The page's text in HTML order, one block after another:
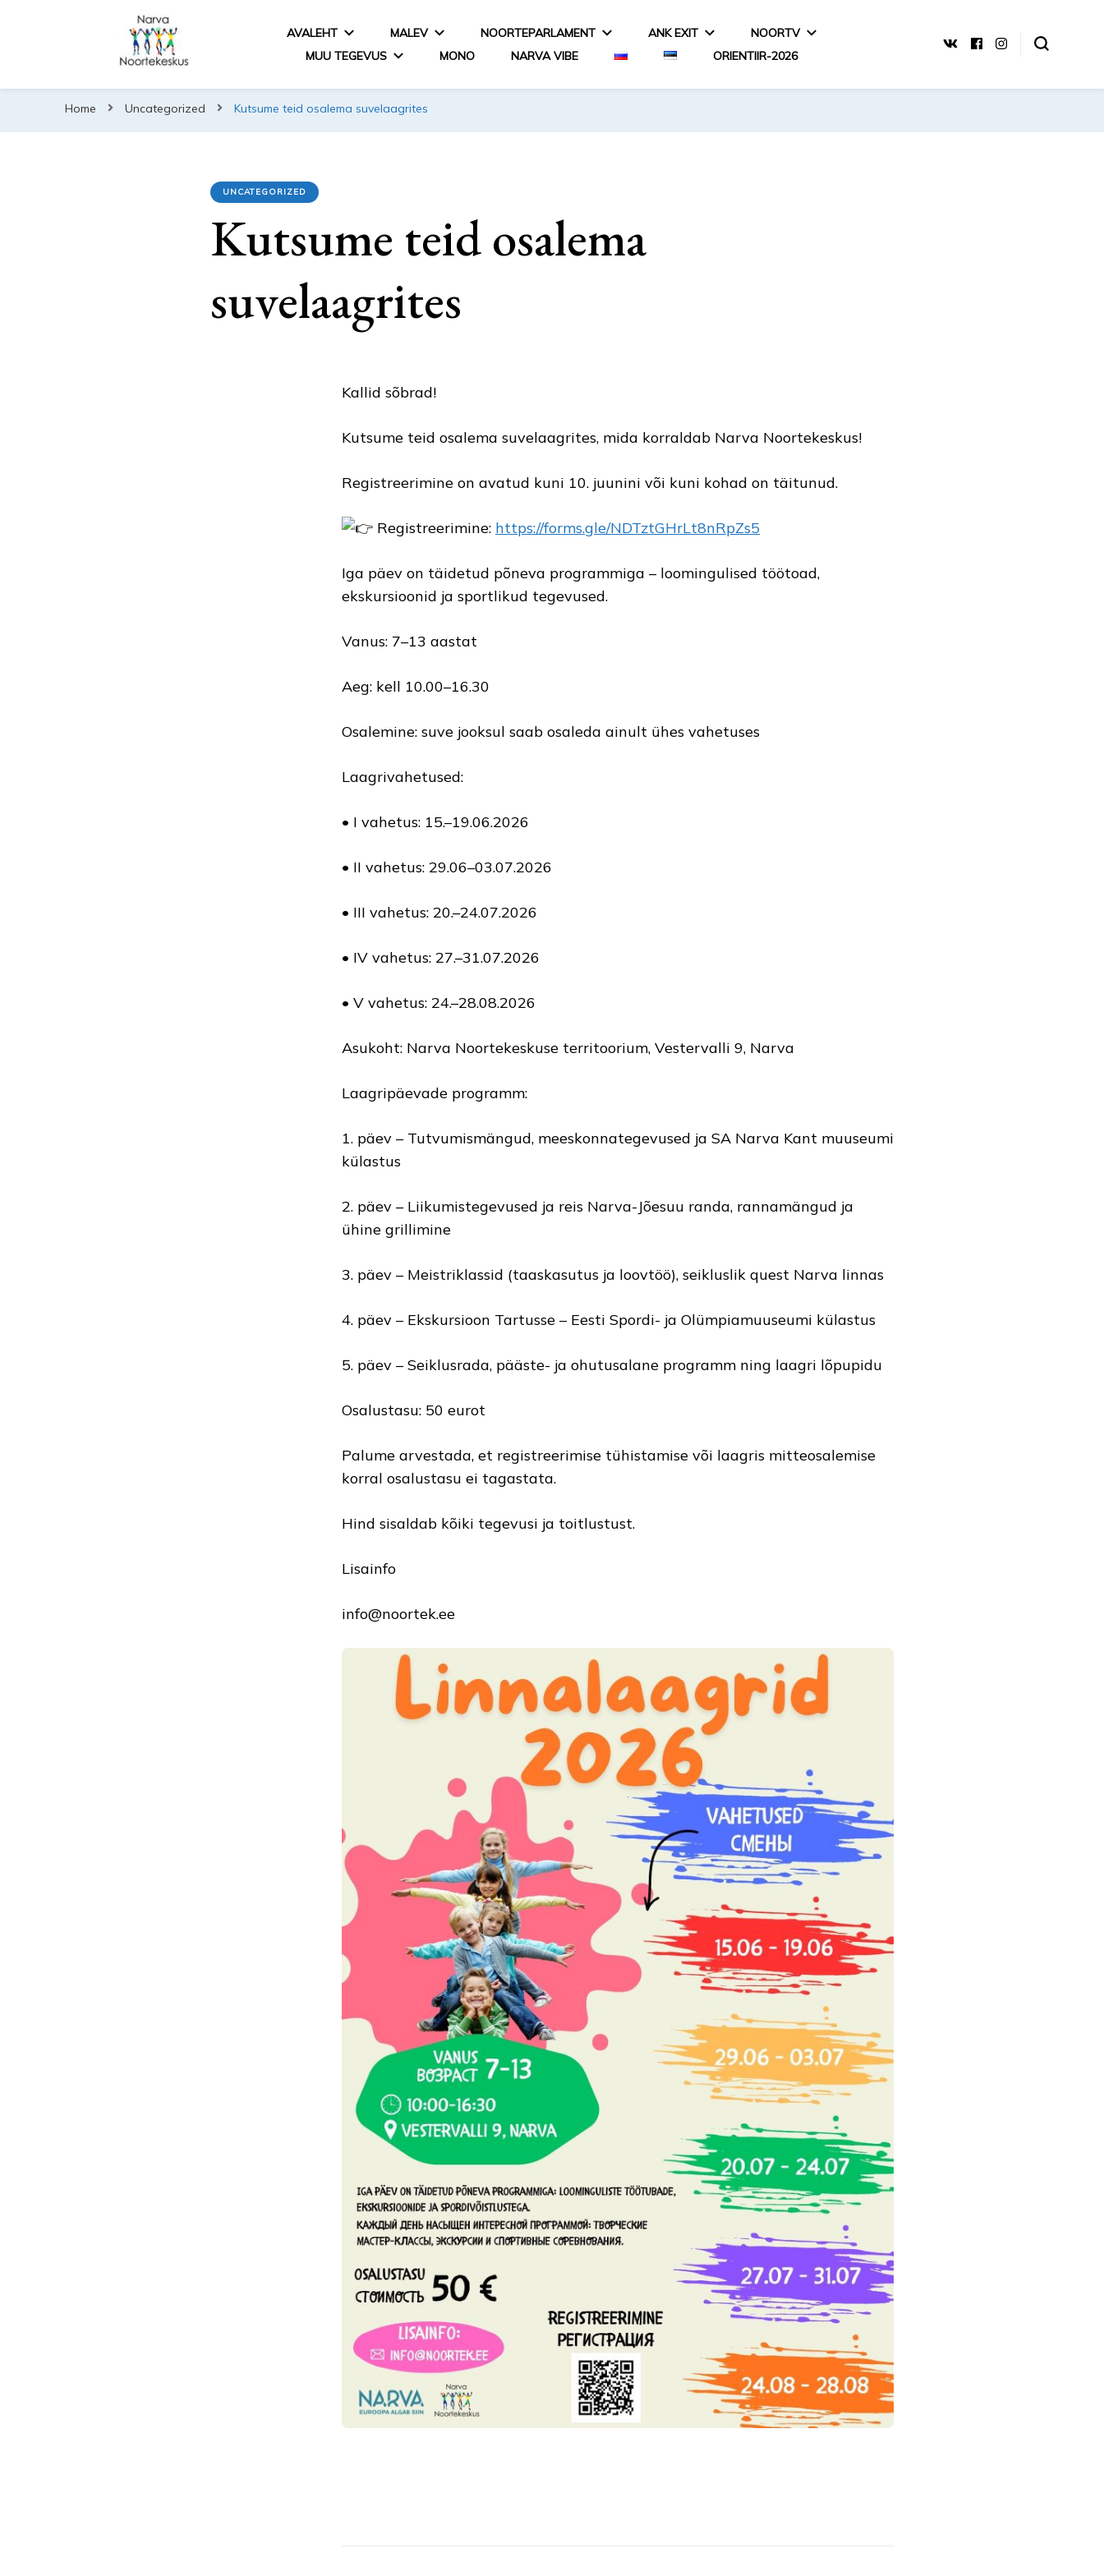
AVALEHT MALEV NOORTEPARLAMENT ANK EXIT
NOORTV
MUU TEGEVUS
MONO NARVA VIBE ORIENTIIR-2026
Home Uncategorized Kutsume teid osalema suvelaagrites
UNCATEGORIZED
Kutsume teid osalema
suvelaagrites
Kallid sõbrad!
Kutsume teid osalema suvelaagrites, mida korraldab Narva Noortekeskus!
Registreerimine on avatud kuni 10. juunini või kuni kohad on täitunud.
Registreerimine: https://forms.gle/NDTztGHrLt8nRpZs5
Iga päev on täidetud põneva programmiga – loomingulised töötoad,
ekskursioonid ja sportlikud tegevused.
Vanus: 7–13 aastat
Aeg: kell 10.00–16.30
Osalemine: suve jooksul saab osaleda ainult ühes vahetuses
Laagrivahetused:
• I vahetus: 15.–19.06.2026
• II vahetus: 29.06–03.07.2026
• III vahetus: 20.–24.07.2026
• IV vahetus: 27.–31.07.2026
• V vahetus: 24.–28.08.2026
Asukoht: Narva Noortekeskuse territoorium, Vestervalli 9, Narva
Laagripäevade programm:
1. päev – Tutvumismängud, meeskonnategevused ja SA Narva Kant muuseumi
külastus
2. päev – Liikumistegevused ja reis Narva-Jõesuu randa, rannamängud ja
ühine grillimine
3. päev – Meistriklassid (taaskasutus ja loovtöö), seikluslik quest Narva linnas
4. päev – Ekskursioon Tartusse – Eesti Spordi- ja Olümpiamuuseumi külastus
5. päev – Seiklusrada, pääste- ja ohutusalane programm ning laagri lõpupidu
Osalustasu: 50 eurot
Palume arvestada, et registreerimise tühistamise või laagris mitteosalemise
korral osalustasu ei tagastata.
Hind sisaldab kõiki tegevusi ja toitlustust.
Lisainfo
info@noortek.ee